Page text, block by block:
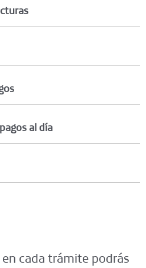
al día
cada trámite podrás